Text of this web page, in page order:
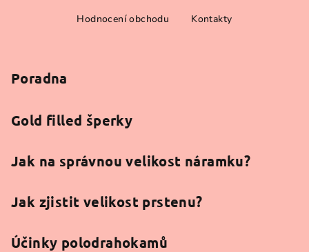
Hodnocení obchodu Kontakty
Poradna
Gold filled šperky
Jak na správnou velikost náramku?
Jak zjistit velikost prstenu?
Účinky polodrahokamů